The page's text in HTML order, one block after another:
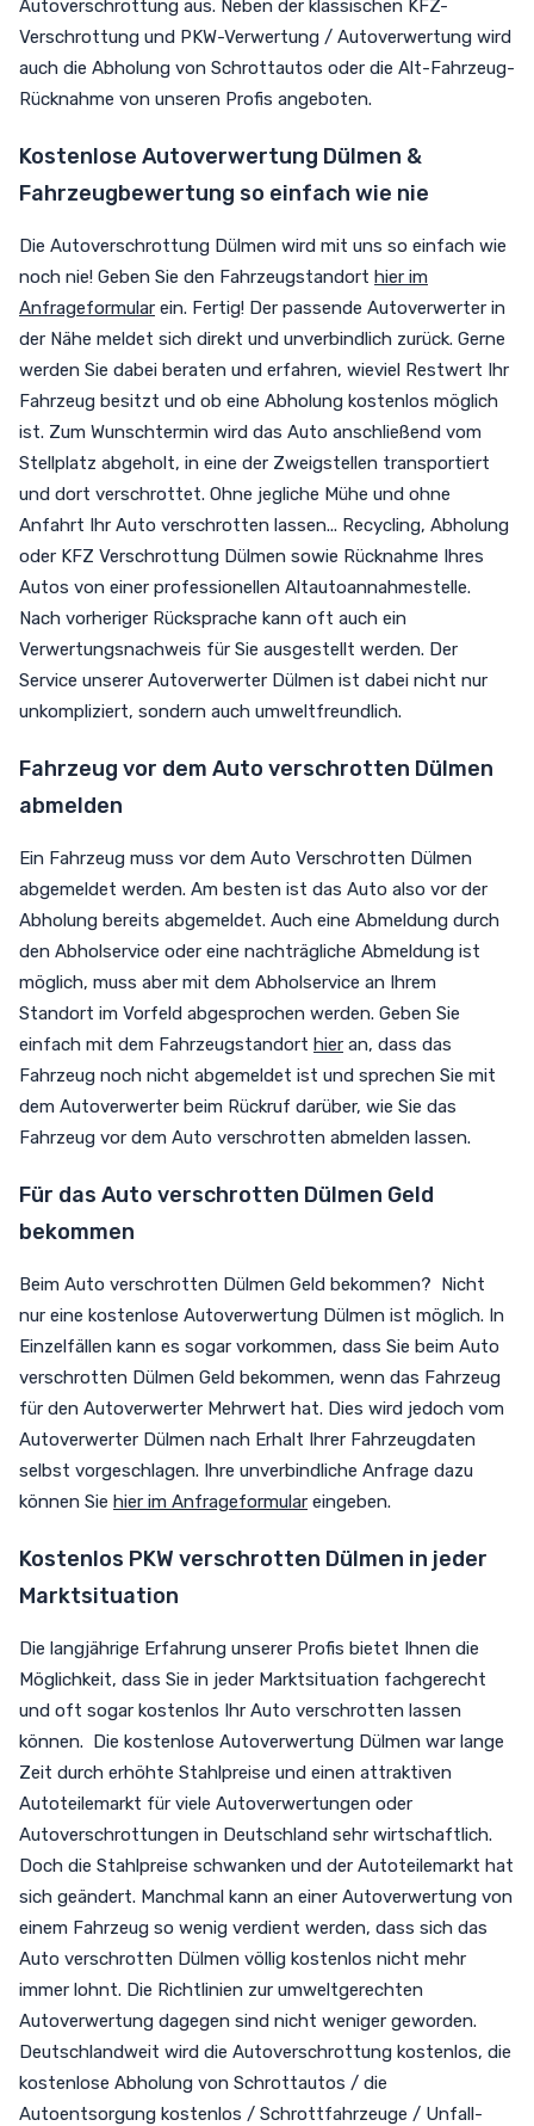
Autoverschrottung aus. Neben der klassischen KFZ-
Verschrottung und PKW-Verwertung / Autoverwertung wird
auch die Abholung von Schrottautos oder die Alt-Fahrzeug-
Rücknahme von unseren Profis angeboten.
Kostenlose Autoverwertung Dülmen &
Fahrzeugbewertung so einfach wie nie
Die Autoverschrottung Dülmen wird mit uns so einfach wie
noch nie! Geben Sie den Fahrzeugstandort hier im
Anfrageformular ein. Fertig! Der passende Autoverwerter in
der Nähe meldet sich direkt und unverbindlich zurück. Gerne
werden Sie dabei beraten und erfahren, wieviel Restwert Ihr
Fahrzeug besitzt und ob eine Abholung kostenlos möglich
ist. Zum Wunschtermin wird das Auto anschließend vom
Stellplatz abgeholt, in eine der Zweigstellen transportiert
und dort verschrottet. Ohne jegliche Mühe und ohne
Anfahrt Ihr Auto verschrotten lassen... Recycling, Abholung
oder KFZ Verschrottung Dülmen sowie Rücknahme Ihres
Autos von einer professionellen Altautoannahmestelle.
Nach vorheriger Rücksprache kann oft auch ein
Verwertungsnachweis für Sie ausgestellt werden. Der
Service unserer Autoverwerter Dülmen ist dabei nicht nur
unkompliziert, sondern auch umweltfreundlich.
Fahrzeug vor dem Auto verschrotten Dülmen
abmelden
Ein Fahrzeug muss vor dem Auto Verschrotten Dülmen
abgemeldet werden. Am besten ist das Auto also vor der
Abholung bereits abgemeldet. Auch eine Abmeldung durch
den Abholservice oder eine nachträgliche Abmeldung ist
möglich, muss aber mit dem Abholservice an Ihrem
Standort im Vorfeld abgesprochen werden. Geben Sie
einfach mit dem Fahrzeugstandort hier an, dass das
Fahrzeug noch nicht abgemeldet ist und sprechen Sie mit
dem Autoverwerter beim Rückruf darüber, wie Sie das
Fahrzeug vor dem Auto verschrotten abmelden lassen.
Für das Auto verschrotten Dülmen Geld
bekommen
Beim Auto verschrotten Dülmen Geld bekommen? Nicht
nur eine kostenlose Autoverwertung Dülmen ist möglich. In
Einzelfällen kann es sogar vorkommen, dass Sie beim Auto
verschrotten Dülmen Geld bekommen, wenn das Fahrzeug
für den Autoverwerter Mehrwert hat. Dies wird jedoch vom
Autoverwerter Dülmen nach Erhalt Ihrer Fahrzeugdaten
selbst vorgeschlagen. Ihre unverbindliche Anfrage dazu
können Sie hier im Anfrageformular eingeben.
Kostenlos PKW verschrotten Dülmen in jeder
Marktsituation
Die langjährige Erfahrung unserer Profis bietet Ihnen die
Möglichkeit, dass Sie in jeder Marktsituation fachgerecht
und oft sogar kostenlos Ihr Auto verschrotten lassen
können. Die kostenlose Autoverwertung Dülmen war lange
Zeit durch erhöhte Stahlpreise und einen attraktiven
Autoteilemarkt für viele Autoverwertungen oder
Autoverschrottungen in Deutschland sehr wirtschaftlich.
Doch die Stahlpreise schwanken und der Autoteilemarkt hat
sich geändert. Manchmal kann an einer Autoverwertung von
einem Fahrzeug so wenig verdient werden, dass sich das
Auto verschrotten Dülmen völlig kostenlos nicht mehr
immer lohnt. Die Richtlinien zur umweltgerechten
Autoverwertung dagegen sind nicht weniger geworden.
Deutschlandweit wird die Autoverschrottung kostenlos, die
kostenlose Abholung von Schrottautos / die
Autoentsorgung kostenlos / Schrottfahrzeuge / Unfall-